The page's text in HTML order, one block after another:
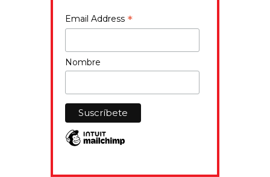
Email Address *
Nombre